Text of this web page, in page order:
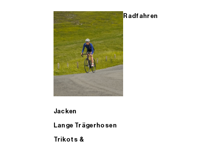
Radfahren
Jacken
Lange Trägerhosen
Trikots &